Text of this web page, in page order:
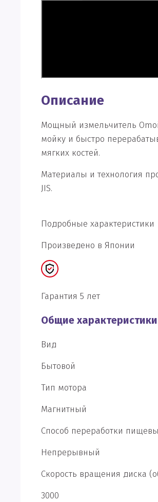
Описание
Мощный измельчитель
мойку и быстро
мягких костей.
Материалы и технология
JIS.
Подробные характеристики
Произведено в Японии
Гарантия 5 лет
Общие характеристики
Вид
Бытовой
Тип мотора
Магнитный
Способ переработки
Непрерывный
Скорость вращения диска
3000